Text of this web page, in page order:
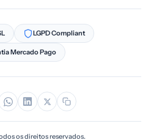
LGPD Compliant
Mercado Pago
os direitos reservados.